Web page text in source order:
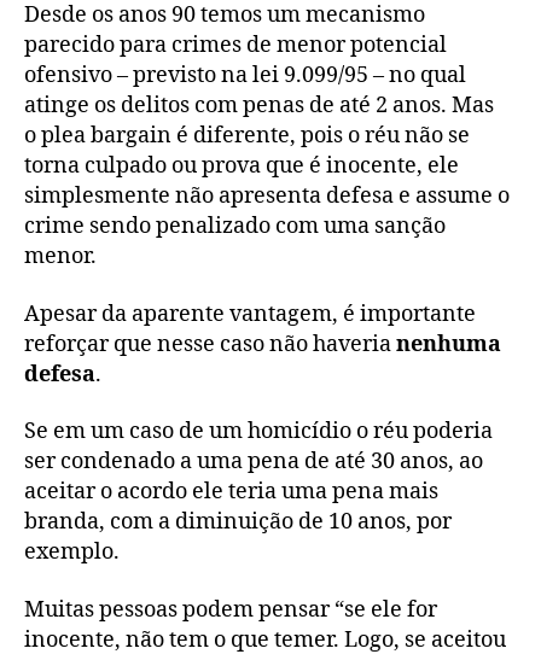
Desde os anos 90 temos um mecanismo
parecido para crimes de menor potencial
ofensivo – previsto na lei 9.099/95 – no qual
atinge os delitos com penas de até 2 anos. Mas
o plea bargain é diferente, pois o réu não se
torna culpado ou prova que é inocente, ele
simplesmente não apresenta defesa e assume o
crime sendo penalizado com uma sanção
menor.
Apesar da aparente vantagem, é importante
reforçar que nesse caso não haverianenhuma
defesa.
Se em um caso de um homicídio o réu poderia
ser condenado a uma pena de até 30 anos, ao
aceitar o acordo ele teria uma pena mais
branda, com a diminuição de 10 anos, por
exemplo.
Muitas pessoas podem pensar “se ele for
inocente, não tem o que temer. Logo, se aceitou